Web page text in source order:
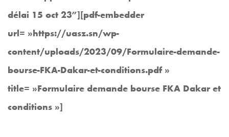
délai 15 oct 23″][pdf-embedder
url= »https://uasz.sn/wp-
content/uploads/2023/09/Formulaire-demande-
bourse-FKA-Dakar-et-conditions.pdf »
title= »Formulaire demande bourse FKA Dakar et
conditions »]